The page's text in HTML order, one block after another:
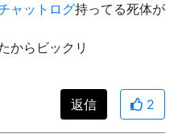
ャットログ持ってる死体が
からビックリ
返信 2